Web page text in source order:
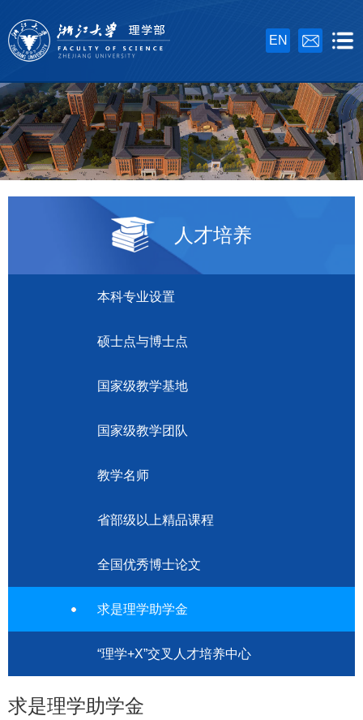
EN
人才培养
本科专业设置
硕士点与博士点
国家级教学基地
国家级教学团队
教学名师
省部级以上精品课程
全国优秀博士论文
求是理学助学金
“理学+X”交叉人才培养中心
求是理学助学金